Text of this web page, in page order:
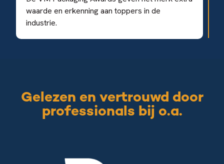
waarde en erkenning aan toppers in de
industrie.
Gelezen en vertrouwd door
professionals bij o.a.